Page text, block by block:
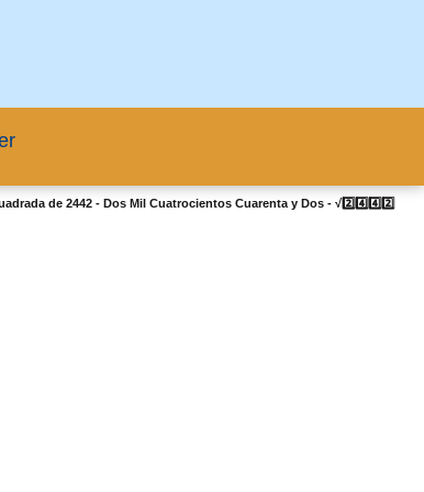
de 2442 - Dos Mil Cuatrocientos Cuarenta y Dos - √2️⃣4️⃣4️⃣2️⃣